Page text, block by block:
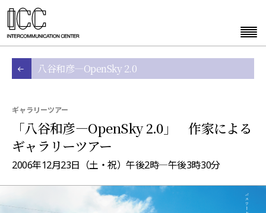
八谷和彦―OpenSky 2.0
ギャラリーツアー
「八谷和彦―OpenSky 2.0」 作家による
ギャラリーツアー
2006年12月23日（土・祝）午後2時―午後3時30分